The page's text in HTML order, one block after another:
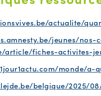
actualite/
jeunes/
article/fiches-activites-
monde/a-
belgique/2025/